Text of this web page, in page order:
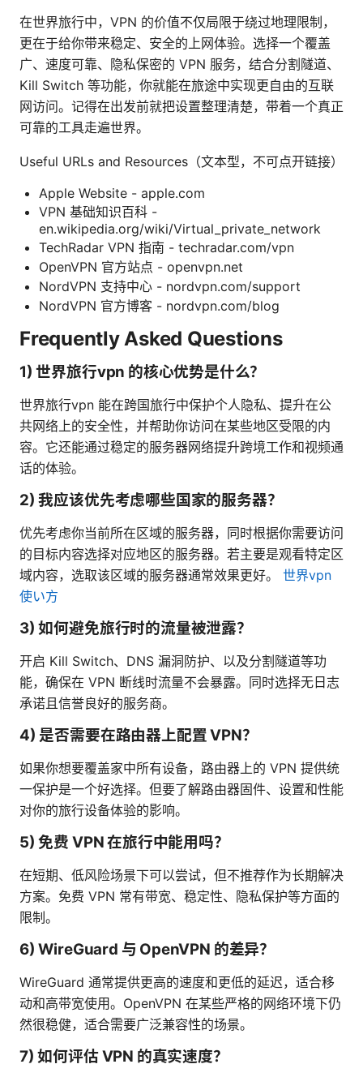
在世界旅行中，VPN 的价值不仅局限于绕过地理限制，
更在于给你带来稳定、安全的上网体验。选择一个覆盖
广、速度可靠、隐私保密的 VPN 服务，结合分割隧道、
Kill Switch 等功能，你就能在旅途中实现更自由的互联
网访问。记得在出发前就把设置整理清楚，带着一个真正
可靠的工具走遍世界。
Useful URLs and Resources（文本型，不可点开链接）
Apple Website - apple.com
VPN 基础知识百科 -
en.wikipedia.org/wiki/Virtual_private_network
TechRadar VPN 指南 - techradar.com/vpn
OpenVPN 官方站点 - openvpn.net
NordVPN 支持中心 - nordvpn.com/support
NordVPN 官方博客 - nordvpn.com/blog
Frequently Asked Questions
1) 世界旅行vpn 的核心优势是什么？
世界旅行vpn 能在跨国旅行中保护个人隐私、提升在公
共网络上的安全性，并帮助你访问在某些地区受限的内
容。它还能通过稳定的服务器网络提升跨境工作和视频通
话的体验。
2) 我应该优先考虑哪些国家的服务器？
优先考虑你当前所在区域的服务器，同时根据你需要访问
的目标内容选择对应地区的服务器。若主要是观看特定区
域内容，选取该区域的服务器通常效果更好。 世界vpn
使い方
3) 如何避免旅行时的流量被泄露？
开启 Kill Switch、DNS 漏洞防护、以及分割隧道等功
能，确保在 VPN 断线时流量不会暴露。同时选择无日志
承诺且信誉良好的服务商。
4) 是否需要在路由器上配置 VPN？
如果你想要覆盖家中所有设备，路由器上的 VPN 提供统
一保护是一个好选择。但要了解路由器固件、设置和性能
对你的旅行设备体验的影响。
5) 免费 VPN 在旅行中能用吗？
在短期、低风险场景下可以尝试，但不推荐作为长期解决
方案。免费 VPN 常有带宽、稳定性、隐私保护等方面的
限制。
6) WireGuard 与 OpenVPN 的差异？
WireGuard 通常提供更高的速度和更低的延迟，适合移
动和高带宽使用。OpenVPN 在某些严格的网络环境下仍
然很稳健，适合需要广泛兼容性的场景。
7) 如何评估 VPN 的真实速度？